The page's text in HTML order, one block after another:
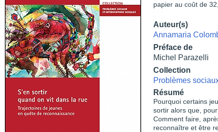
papier au coût de
Auteur(s)
Annamaria
Préface de
Michel Parazelli
Collection
Problèmes
Résumé
Pourquoi certains
sortir alors que,
Comment faire,
reconnaître et être